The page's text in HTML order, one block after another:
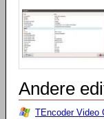
Andere
TEncoder Video